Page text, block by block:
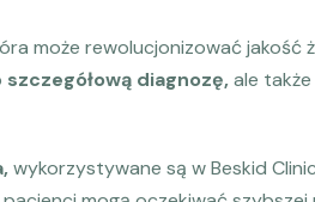
może rewolucjonizować jakość
szczegółową diagnozę,ale
wykorzystywane są w Beskid